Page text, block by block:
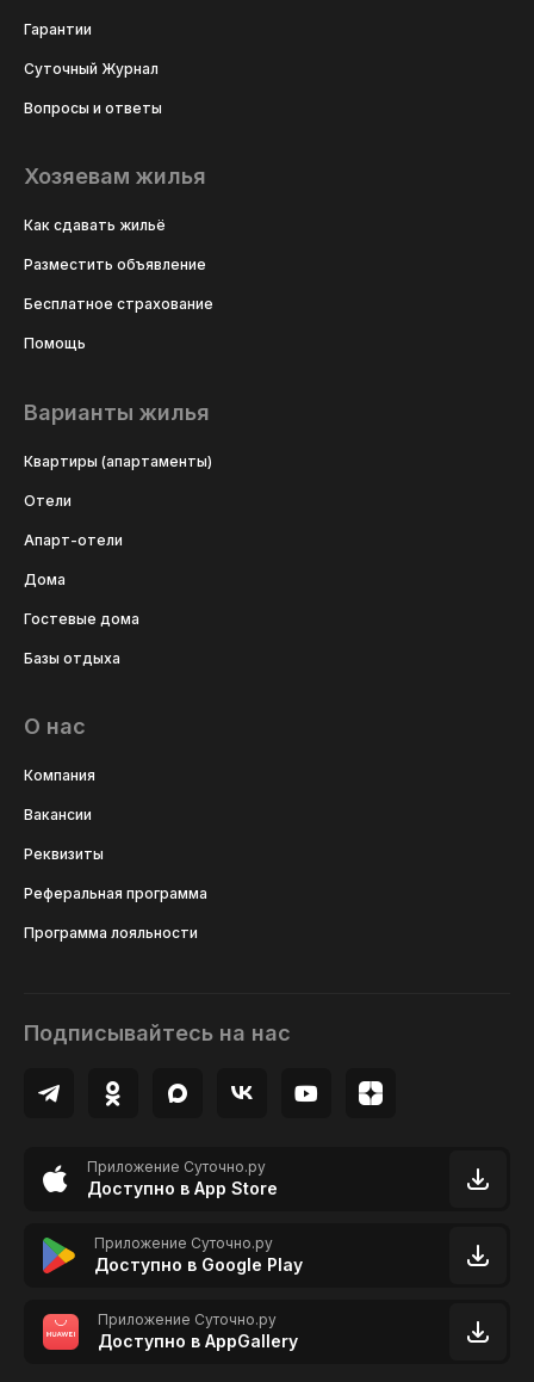
Гарантии
Суточный Журнал
Вопросы и ответы
Хозяевам жилья
Как сдавать жильё
Разместить объявление
Бесплатное страхование
Помощь
Варианты жилья
Квартиры (апартаменты)
Отели
Апарт-отели
Дома
Гостевые дома
Базы отдыха
О нас
Компания
Вакансии
Реквизиты
Реферальная программа
Программа лояльности
Подписывайтесь на нас
Приложение Суточно.ру
Доступно в App Store
Приложение Суточно.ру
Доступно в Google Play
Приложение Суточно.ру
Доступно в AppGallery